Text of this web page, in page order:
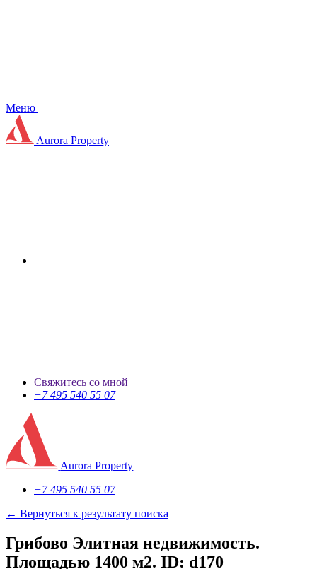
Меню
Aurora Property
Свяжитесь со мной
+7 495 540 55 07
Aurora Property
+7 495 540 55 07
← Вернуться к результату поиска
Грибово Элитная недвижимость.
Площадью 1400 м2. ID: d170